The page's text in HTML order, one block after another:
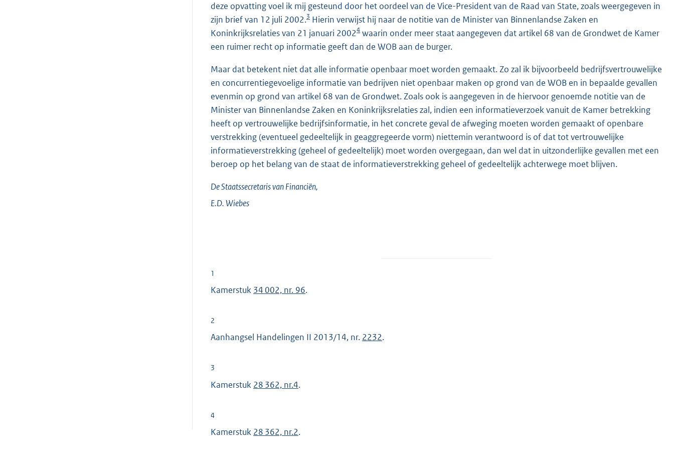
deze opvatting voel ik mij gesteund door het oordeel van de Vice-President van de Raad van State, zoals weergegeven in
zijn brief van 12 juli 2002.3 Hierin verwijst hij naar de notitie van de Minister van Binnenlandse Zaken en
Koninkrijksrelaties van 21 januari 20024 waarin onder meer staat aangegeven dat artikel 68 van de Grondwet de Kamer
een ruimer recht op informatie geeft dan de WOB aan de burger.
Maar dat betekent niet dat alle informatie openbaar moet worden gemaakt. Zo zal ik bijvoorbeeld bedrijfsvertrouwelijke
en concurrentiegevoelige informatie van bedrijven niet openbaar maken op grond van de WOB en in bepaalde gevallen
evenmin op grond van artikel 68 van de Grondwet. Zoals ook is aangegeven in de hiervoor genoemde notitie van de
Minister van Binnenlandse Zaken en Koninkrijksrelaties zal, indien een informatieverzoek vanuit de Kamer betrekking
heeft op vertrouwelijke bedrijfsinformatie, in het concrete geval de afweging moeten worden gemaakt of openbare
verstrekking (eventueel gedeeltelijk in geaggregeerde vorm) niettemin verantwoord is of dat tot vertrouwelijke
informatieverstrekking (geheel of gedeeltelijk) moet worden overgegaan, dan wel dat in uitzonderlijke gevallen met een
beroep op het belang van de staat de informatieverstrekking geheel of gedeeltelijk achterwege moet blijven.
De Staatssecretaris van Financiën,
E.D.Wiebes
1
Kamerstuk 34 002, nr. 96.
2
Aanhangsel Handelingen II 2013/14, nr. 2232.
3
Kamerstuk 28 362, nr.4.
4
Kamerstuk 28 362, nr.2.